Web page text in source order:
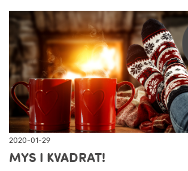
2020-01-29
MYS I KVADRAT!